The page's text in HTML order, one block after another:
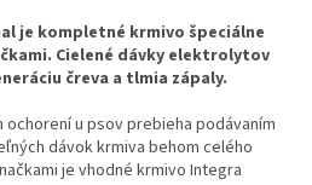
je kompletné krmivo špeciálne
Cielené dávky elektrolytov
čreva a tlmia zápaly.
u psov prebieha podávaním
dávok krmiva behom celého
je vhodné krmivo Integra